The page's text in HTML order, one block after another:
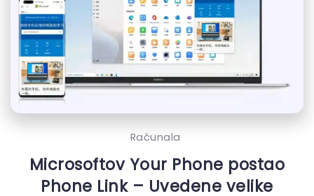
Računala
Microsoftov Your Phone postao
Phone Link – Uvedene velike